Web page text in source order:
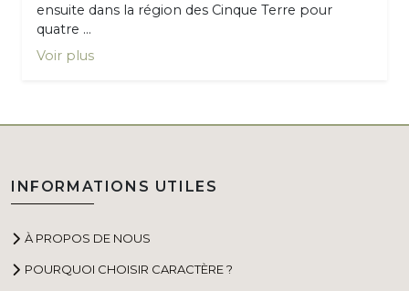
ensuite dans la région des Cinque Terre pour
quatre ...
Voir plus
INFORMATIONS UTILES
À PROPOS DE NOUS
POURQUOI CHOISIR CARACTÈRE ?